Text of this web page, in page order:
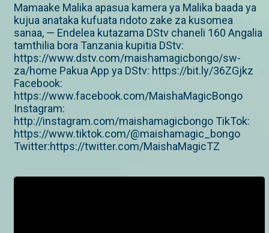
Mamaake Malika apasua kamera ya Malika baada ya
kujua anataka kufuata ndoto zake za kusomea
sanaa, — Endelea kutazama DStv chaneli 160 Angalia
tamthilia bora Tanzania kupitia DStv:
https://www.dstv.com/maishamagicbongo/sw-
za/home Pakua App ya DStv: https://bit.ly/36ZGjkz
Facebook:
https://www.facebook.com/MaishaMagicBongo
Instagram:
http://instagram.com/maishamagicbongo TikTok:
https://www.tiktok.com/@maishamagic_bongo
Twitter:https://twitter.com/MaishaMagicTZ